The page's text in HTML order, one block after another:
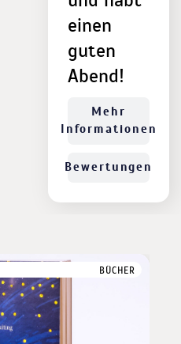
Mehr
Informationen
Bewertungen
einen
guten
Abend!
BÜCHER